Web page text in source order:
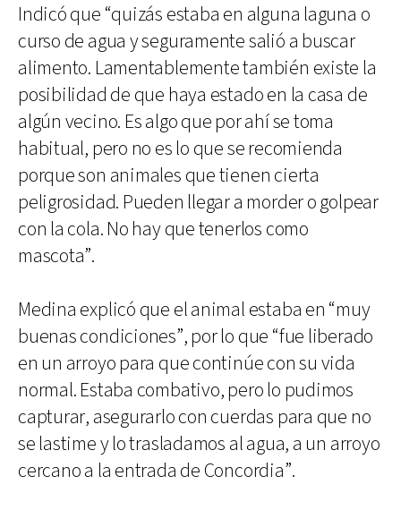
Indicó que “quizás estaba en alguna laguna o
curso de agua y seguramente salió a buscar
alimento. Lamentablemente también existe la
posibilidad de que haya estado en la casa de
algún vecino. Es algo que por ahí se toma
habitual, pero no es lo que se recomienda
porque son animales que tienen cierta
peligrosidad. Pueden llegar a morder o golpear
con la cola. No hay que tenerlos como
mascota”.
Medina explicó que el animal estaba en “muy
buenas condiciones”, por lo que “fue liberado
en un arroyo para que continúe con su vida
normal. Estaba combativo, pero lo pudimos
capturar, asegurarlo con cuerdas para que no
se lastime y lo trasladamos al agua, a un arroyo
cercano a la entrada de Concordia”.